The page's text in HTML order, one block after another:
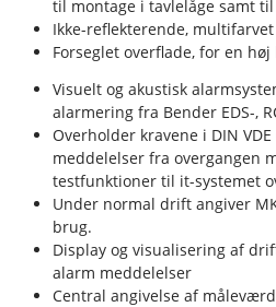
til montage i tavlelåge samt
Ikke-reflekterende,
Forseglet overflade, for en
Visuelt og akustisk
alarmering fra Bender EDS-,
Overholder kravene i DIN
meddelelser fra overgangen
testfunktioner til it-systemet
Under normal drift angiver
brug.
Display og visualisering af
alarm meddelelser
Central angivelse af